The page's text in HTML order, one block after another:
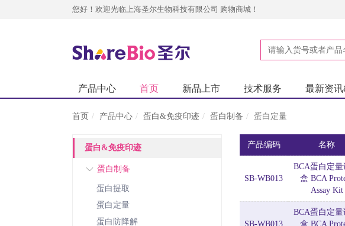
您好！欢迎光临上海圣尔生物科技有限公司 购物商城！
产品中心 首页 新品上市 技术服务 最新资
首页 产品中心 蛋白&免疫印迹 蛋白制备 蛋白定量
蛋白&免疫印迹
蛋白制备
蛋白提取
蛋白定量
蛋白防降解
产品编码 名称
SB-WB013
BCA蛋白定量
盒 BCA
Assay Kit
SB-WB013
BCA蛋白定量
盒 BCA